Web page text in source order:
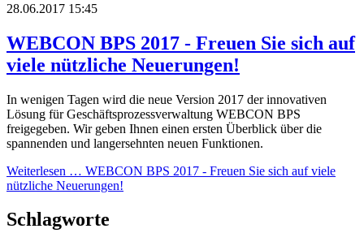
28.06.2017 15:45
WEBCON BPS 2017 - Freuen Sie sich auf
viele nützliche Neuerungen!
In wenigen Tagen wird die neue Version 2017 der innovativen
Lösung für Geschäftsprozessverwaltung WEBCON BPS
freigegeben. Wir geben Ihnen einen ersten Überblick über die
spannenden und langersehnten neuen Funktionen.
Weiterlesen … WEBCON BPS 2017 - Freuen Sie sich auf viele
nützliche Neuerungen!
Schlagworte